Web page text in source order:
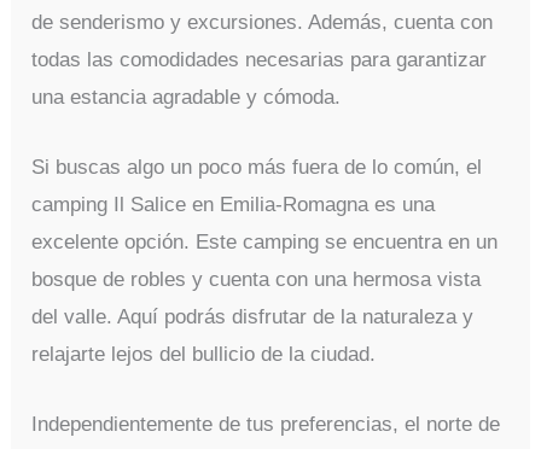
de senderismo y excursiones. Además, cuenta con
todas las comodidades necesarias para garantizar
una estancia agradable y cómoda.
Si buscas algo un poco más fuera de lo común, el
camping Il Salice en Emilia-Romagna es una
excelente opción. Este camping se encuentra en un
bosque de robles y cuenta con una hermosa vista
del valle. Aquí podrás disfrutar de la naturaleza y
relajarte lejos del bullicio de la ciudad.
Independientemente de tus preferencias, el norte de